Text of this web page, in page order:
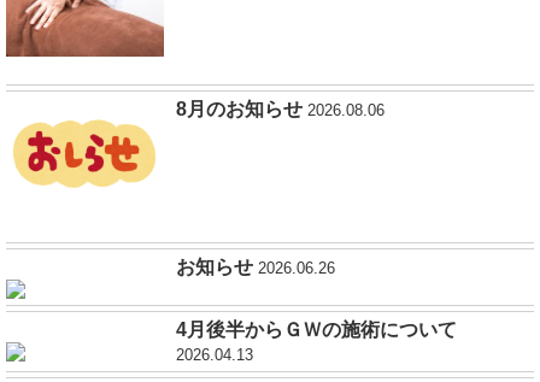
8月のお知らせ 2026.08.06
お知らせ 2026.06.26
4月後半からＧＷの施術について
2026.04.13